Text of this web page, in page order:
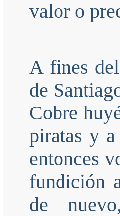
valor o
A fines
de
Cobre
piratas y
entonces
fundición
de